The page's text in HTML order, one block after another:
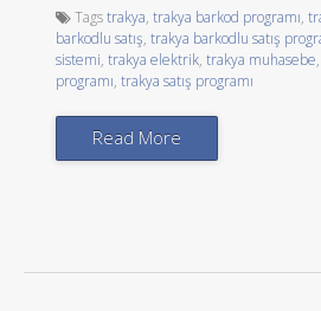
Tagstrakya,trakya barkod programı,
barkodlu satış,trakya barkodlu satış
sistemi,trakya elektrik,trakya muhasebe
programı,trakya satış programı
Read More